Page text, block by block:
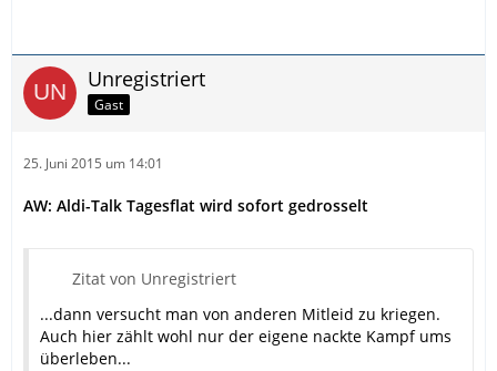
Unregistriert
Gast
25. Juni 2015 um 14:01
AW: Aldi-Talk Tagesflat wird sofort gedrosselt
Zitat von Unregistriert
...dann versucht man von anderen Mitleid zu kriegen.
Auch hier zählt wohl nur der eigene nackte Kampf ums
überleben...